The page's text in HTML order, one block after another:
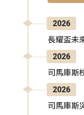
2026
長耀盃未
2026
司馬庫斯
2026
司馬庫斯